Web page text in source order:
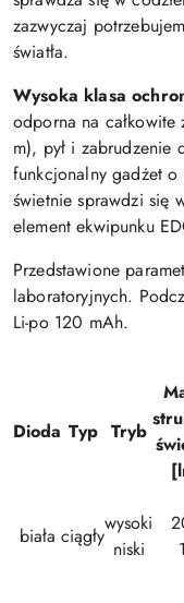
zazwyczaj
światła.
Wysoka klasa
odporna na
m), pył i zabrudzenie
funkcjonalny gadżet o
świetnie sprawdzi się
element ekwipunku
Przedstawione
laboratoryjnych.
Li-po 120 mAh.
Dioda Typ Tryb
biała ciągły
wysoki
niski